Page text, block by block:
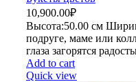
10,900.00₽
Высота:50.00 см
подруге, маме или
глаза загорятся
Add to cart
Quick view